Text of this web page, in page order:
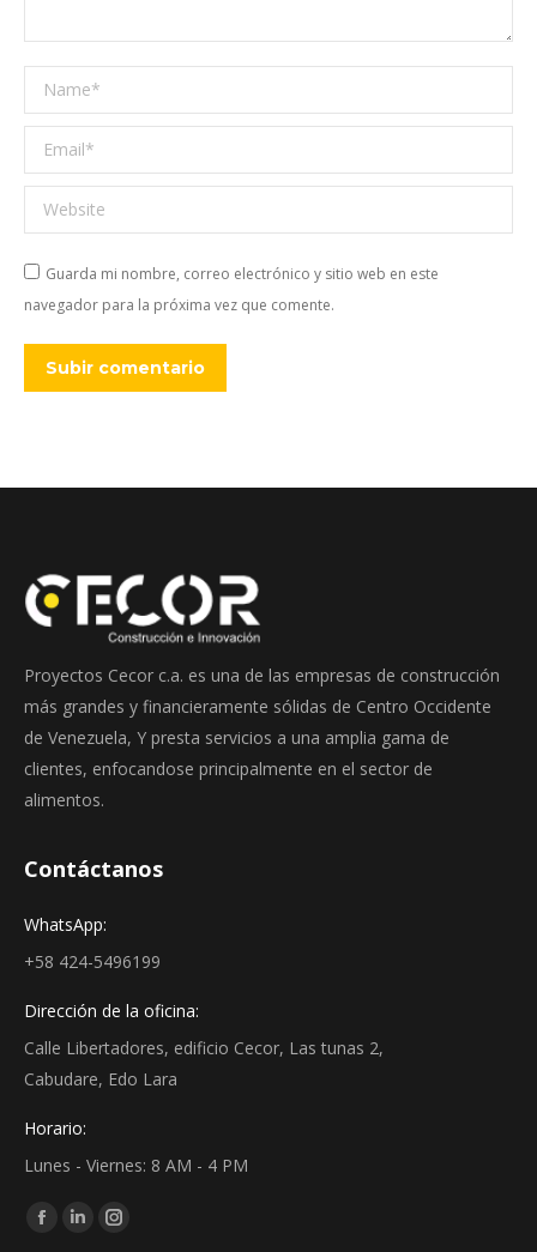
Name *
Email *
Website
Guarda mi nombre, correo electrónico y sitio web en este
navegador para la próxima vez que comente.
Subir comentario
Proyectos Cecor c.a. es una de las empresas de construcción
más grandes y financieramente sólidas de Centro Occidente
de Venezuela, Y presta servicios a una amplia gama de
clientes, enfocandose principalmente en el sector de
alimentos.
Contáctanos
WhatsApp:
+58 424-5496199
Dirección de la oficina:
Calle Libertadores, edificio Cecor, Las tunas 2,
Cabudare, Edo Lara
Horario:
Lunes - Viernes: 8 AM - 4 PM
Find us on:
Facebook
LinkedinInstagram